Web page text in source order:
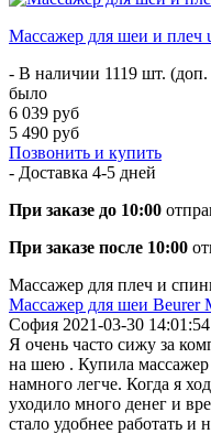
​​Массажер для шеи и плеч
- В наличии 1119 шт. (доп.
было
6 039 руб
5 490 руб
Позвонить и купить
- Доставка 4-5 дней
При заказе до 10:00
При заказе после 10:00
Массажер для плеч и
Массажер для шеи Beurer
София 2021-03-30 14:01:54
Я очень часто сижу за
на шею . Купила
намного легче. Когда я
уходило много денег и
стало удобнее работать и